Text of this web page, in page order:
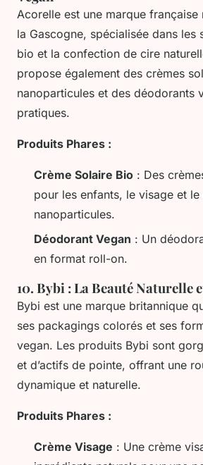
Acorelle est une marque française
la Gascogne, spécialisée dans les
bio et la confection de cire
propose également des crèmes
nanoparticules et des déodorants
pratiques.
Produits Phares :
Crème Solaire Bio : Des
pour les enfants, le visage et
nanoparticules.
Déodorant Vegan : Un
en format roll-on.
10. Bybi : La Beauté Naturelle
Bybi est une marque britannique
ses packagings colorés et ses
vegan. Les produits Bybi sont
et d’actifs de pointe, offrant une
dynamique et naturelle.
Produits Phares :
Crème Visage : Une crème